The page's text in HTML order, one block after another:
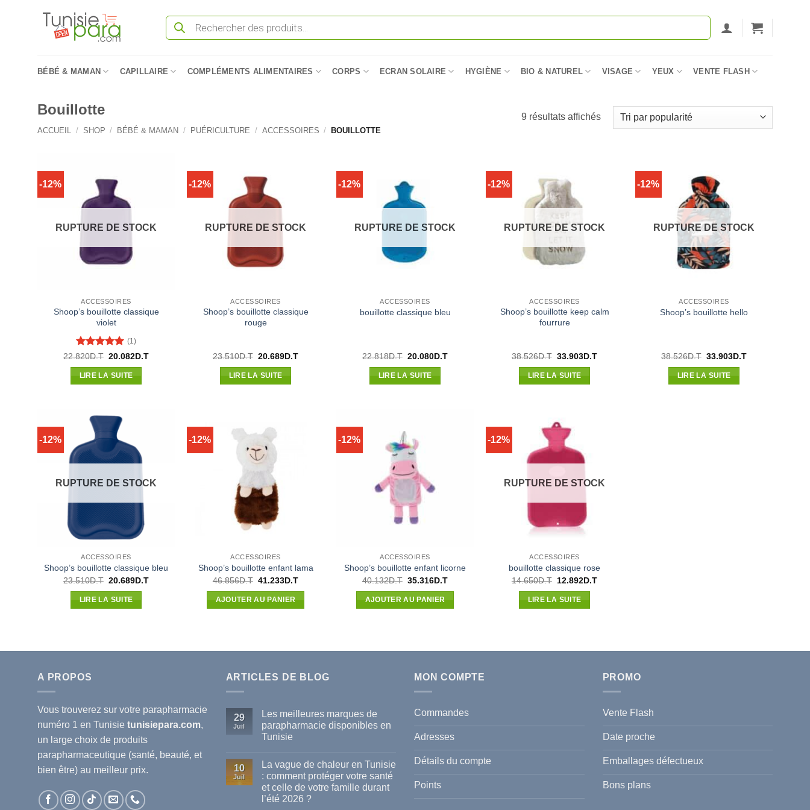
Recherche
produits
BÉBÉ & MAMAN CAPILLAIRE COMPLÉMENTS ALIMENTAIRES CORPS ECRAN SOLAIRE HYGIÈNE BIO & NATUREL VISAGE YEUX VENTE FLASH
Bouillotte
ACCUEIL / SHOP / BÉBÉ & MAMAN / PUÉRICULTURE / ACCESSOIRES / BOUILLOTTE
9 résultats affichésTrié
par
-12%
RUPTURE DE STOCK
ACCESSOIRES
Shoop’s bouillotte classique
violet
Note5 sur
(1)
22.820D.T Le
initial
était :
20.082D.TLe
LIRE LA SUITE
-12%
RUPTURE DE STOCK
ACCESSOIRES
Shoop’s bouillotte classique
rouge
23.510D.T Le
initial
était :
20.689D.TLe
LIRE LA SUITE
-12%
RUPTURE DE STOCK
ACCESSOIRES
bouillotte classique bleu
22.818D.T Le
initial
était :
20.080D.TLe
LIRE LA SUITE
-12%
RUPTURE DE STOCK
ACCESSOIRES
Shoop’s bouillotte keep calm
fourrure
38.526D.T Le
initial
était :
33.903D.TLe
LIRE LA SUITE
-12%
RUPTURE DE STOCK
ACCESSOIRES
Shoop’s bouillotte hello
38.526D.T Le
initial
était :
33.903D.TLe
LIRE LA SUITE
-12%
RUPTURE DE STOCK
ACCESSOIRES
Shoop’s bouillotte classique bleu
23.510D.T Le
initial
était :
20.689D.TLe
LIRE LA SUITE
-12%
ACCESSOIRES
Shoop’s bouillotte enfant lama
46.856D.T Le
initial
était :
41.233D.TLe
AJOUTER AU PANIER
-12%
ACCESSOIRES
Shoop’s bouillotte enfant licorne
40.132D.T Le
initial
était :
35.316D.TLe
AJOUTER AU PANIER
-12%
RUPTURE DE STOCK
ACCESSOIRES
bouillotte classique rose
14.650D.T Le
initial
était :
12.892D.TLe
LIRE LA SUITE
A PROPOS
Vous trouverez sur votre parapharmacie
numéro 1 en Tunisie tunisiepara.com,
un large choix de produits
parapharmaceutique (santé, beauté, et
bien être) au meilleur prix.
ARTICLES DE BLOG
29
Juil
Les meilleures marques de
parapharmacie disponibles en
Tunisie
sur
meilleures
marques
de
parapharmacie
10
Juil
La vague de chaleur en Tunisie
: comment protéger votre santé
et celle de votre famille durant
l’été 2026 ?
MON COMPTE
Commandes
Adresses
Détails du compte
Points
PROMO
Vente Flash
Date proche
Emballages défectueux
Bons plans